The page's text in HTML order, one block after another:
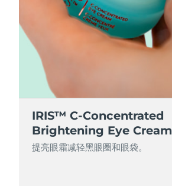
IRIS™ C-Concentrated
Brightening Eye Cream
提亮眼霜减轻黑眼圈和眼袋。